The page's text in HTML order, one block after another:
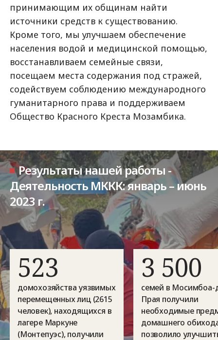
принимающим их общинам найти
источники средств к существованию.
Кроме того, мы улучшаем обеспечение
населения водой и медицинской помощью,
восстанавливаем семейные связи,
посещаем места содержания под стражей,
содействуем соблюдению международного
гуманитарного права и поддерживаем
Общество Красного Креста Мозамбика.
Результаты нашей работы -
Деятельность МККК: январь – июнь
2023 г.
523
домохозяйства уязвимых
перемещенных лиц (2615
человек), находящихся в
лагере Маркуне
(Монтепуэс), получили
3 500
семей в Мосимбоа-
Прая получили
необходимые
домашнего
позволило